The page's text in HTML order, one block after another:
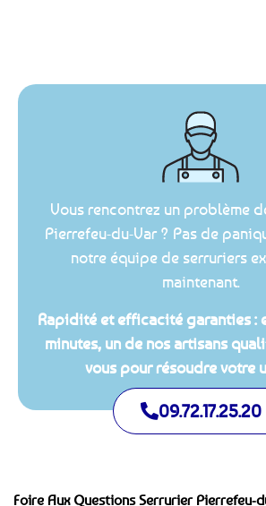
Vous rencontrez un problème
Pierrefeu-du-Var ? Pas de
notre équipe de serruriers
maintenant.
Rapidité et efficacité garanties :
minutes, un de nos artisans
vous pour résoudre votre
09.72.17.25.20
Foire Aux Questions Serrurier Pierrefeu-